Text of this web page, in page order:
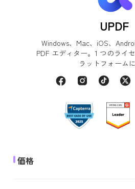
UPDF
Windows、Mac、iOS、
PDF エディター。1 つのライ
ラットフォーム
価格